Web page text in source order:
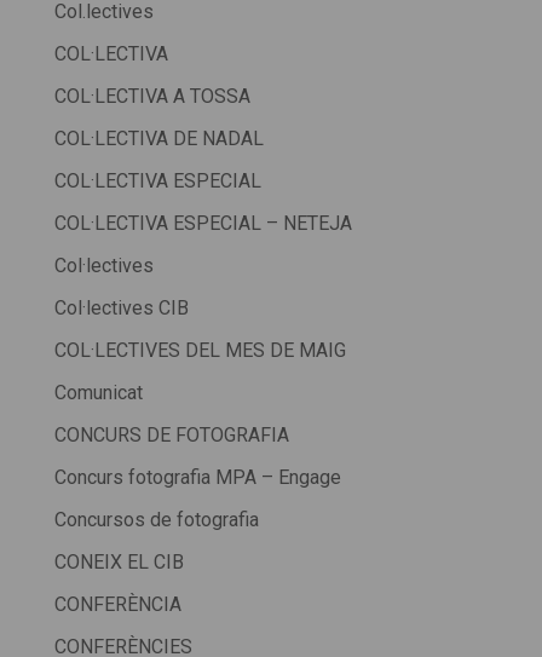
Col.lectives
COL·LECTIVA
COL·LECTIVA A TOSSA
COL·LECTIVA DE NADAL
COL·LECTIVA ESPECIAL
COL·LECTIVA ESPECIAL – NETEJA
Col·lectives
Col·lectives CIB
COL·LECTIVES DEL MES DE MAIG
Comunicat
CONCURS DE FOTOGRAFIA
Concurs fotografia MPA – Engage
Concursos de fotografia
CONEIX EL CIB
CONFERÈNCIA
CONFERÈNCIES